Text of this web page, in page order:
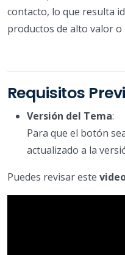
contacto, lo que resulta
productos de alto valor
Requisitos
Versión del Tema:
Para que el botón
actualizado a la
Puedes revisar este